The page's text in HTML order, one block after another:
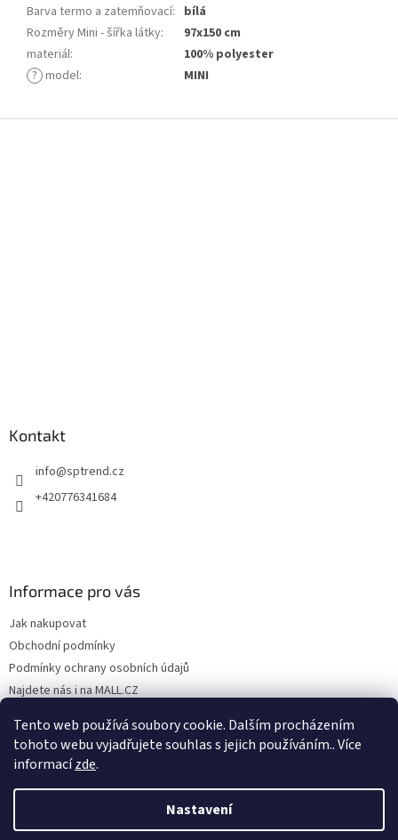
Tento web používá soubory cookie. Dalším procházením
tohoto webu vyjadřujete souhlas s jejich používáním.. Více
informacízde.
Nastavení
Barva termo a zatemňovací: bílá
Rozměry Mini - šířka látky:
97x150 cm
materiál:
100% polyester
? model: MINI
Kontakt
info@sptrend.cz
+420776341684
Informace pro vás
Jak nakupovat
Obchodní podmínky
Podmínky ochrany osobních údajů
Najdete nás i na MALL.CZ
Formulář pro uplatnění reklamace
Vytvořil Shoptet